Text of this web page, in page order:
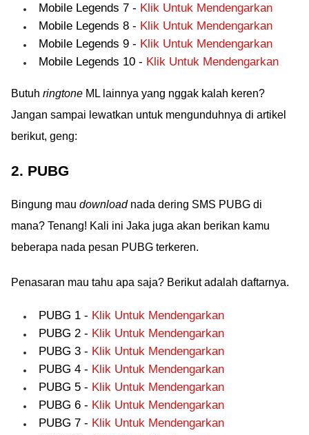
Mobile Legends 7 - Klik Untuk Mendengarkan
Mobile Legends 8 - Klik Untuk Mendengarkan
Mobile Legends 9 - Klik Untuk Mendengarkan
Mobile Legends 10 - Klik Untuk Mendengarkan
Butuh ringtone ML lainnya yang nggak kalah keren?
Jangan sampai lewatkan untuk mengunduhnya di artikel
berikut, geng:
2. PUBG
Bingung mau downloadnada dering SMS PUBG di
mana? Tenang! Kali ini Jaka juga akan berikan kamu
beberapa nada pesan PUBG terkeren.
Penasaran mau tahu apa saja? Berikut adalah daftarnya.
PUBG 1 - Klik Untuk Mendengarkan
PUBG 2 - Klik Untuk Mendengarkan
PUBG 3 - Klik Untuk Mendengarkan
PUBG 4 - Klik Untuk Mendengarkan
PUBG 5 - Klik Untuk Mendengarkan
PUBG 6 - Klik Untuk Mendengarkan
PUBG 7 - Klik Untuk Mendengarkan